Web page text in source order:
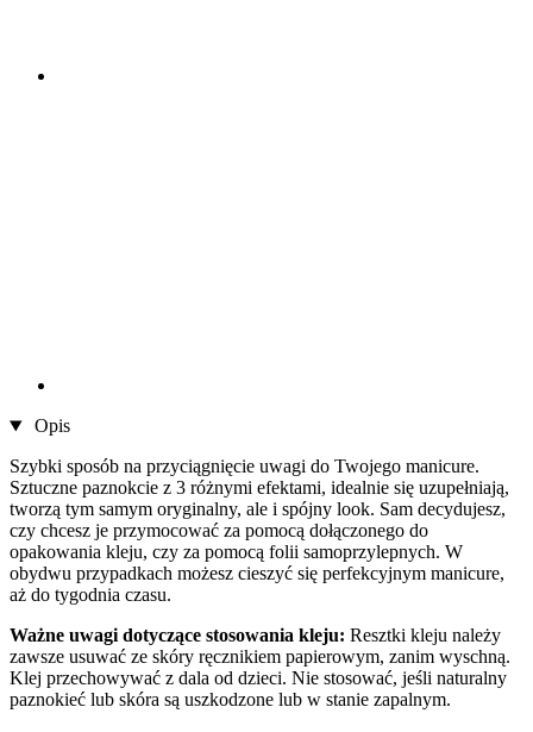
Opis
Szybki sposób na przyciągnięcie uwagi do Twojego manicure.
Sztuczne paznokcie z 3 różnymi efektami, idealnie się uzupełniają,
tworzą tym samym oryginalny, ale i spójny look. Sam decydujesz,
czy chcesz je przymocować za pomocą dołączonego do
opakowania kleju, czy za pomocą folii samoprzylepnych. W
obydwu przypadkach możesz cieszyć się perfekcyjnym manicure,
aż do tygodnia czasu.
Ważne uwagi dotyczące stosowania kleju: Resztki kleju należy
zawsze usuwać ze skóry ręcznikiem papierowym, zanim wyschną.
Klej przechowywać z dala od dzieci. Nie stosować, jeśli naturalny
paznokieć lub skóra są uszkodzone lub w stanie zapalnym.